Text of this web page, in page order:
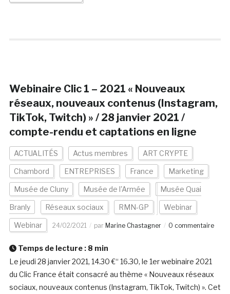
Webinaire Clic 1 – 2021 « Nouveaux
réseaux, nouveaux contenus (Instagram,
TikTok, Twitch) » / 28 janvier 2021 /
compte-rendu et captations en ligne
ACTUALITÉS Actus membres ART CRYPTE
Chambord ENTREPRISES France Marketing
Musée de Cluny Musée de l'Armée Musée Quai
Branly Réseaux sociaux RMN-GP Webinar
Webinar 24/02/2021 par Marine Chastagner 0 commentaire
Temps de lecture : 8 min
Le jeudi 28 janvier 2021, 14.30 €“ 16.30, le 1er webinaire 2021
du Clic France était consacré au thème « Nouveaux réseaux
sociaux, nouveaux contenus (Instagram, TikTok, Twitch) ». Cet